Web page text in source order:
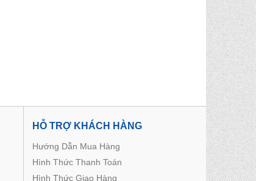
HỖ TRỢ KHÁCH HÀNG
Hướng Dẫn Mua Hàng
Hình Thức Thanh Toán
Hình Thức Giao Hàng